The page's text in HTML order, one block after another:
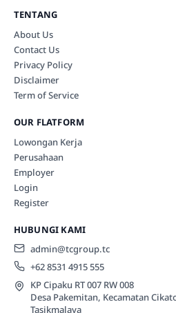
TENTANG
About Us
Contact Us
Privacy Policy
Disclaimer
Term of Service
OUR FLATFORM
Lowongan Kerja
Perusahaan
Employer
Login
Register
HUBUNGI KAMI
admin@tcgroup.tc
+62 8531 4915 555
KP Cipaku RT 007 RW 008
Desa Pakemitan, Kecamatan
Tasikmalaya